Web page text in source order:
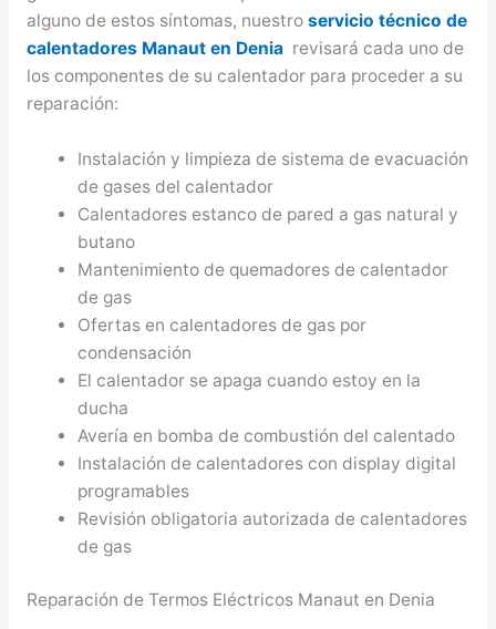
alguno de estos síntomas, nuestro servicio técnico de
calentadores Manaut en Denia revisará cada uno de
los componentes de su calentador para proceder a su
reparación:
Instalación y limpieza de sistema de evacuación
de gases del calentador
Calentadores estanco de pared a gas natural y
butano
Mantenimiento de quemadores de calentador
de gas
Ofertas en calentadores de gas por
condensación
El calentador se apaga cuando estoy en la
ducha
Avería en bomba de combustión del calentado
Instalación de calentadores con display digital
programables
Revisión obligatoria autorizada de calentadores
de gas
Reparación de Termos Eléctricos Manaut en Denia